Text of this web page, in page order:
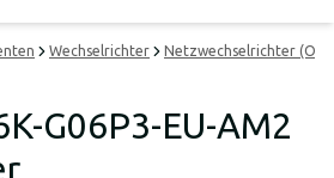
Wechselrichter Netzwechselrichter (On-
G06P3-EU-AM2